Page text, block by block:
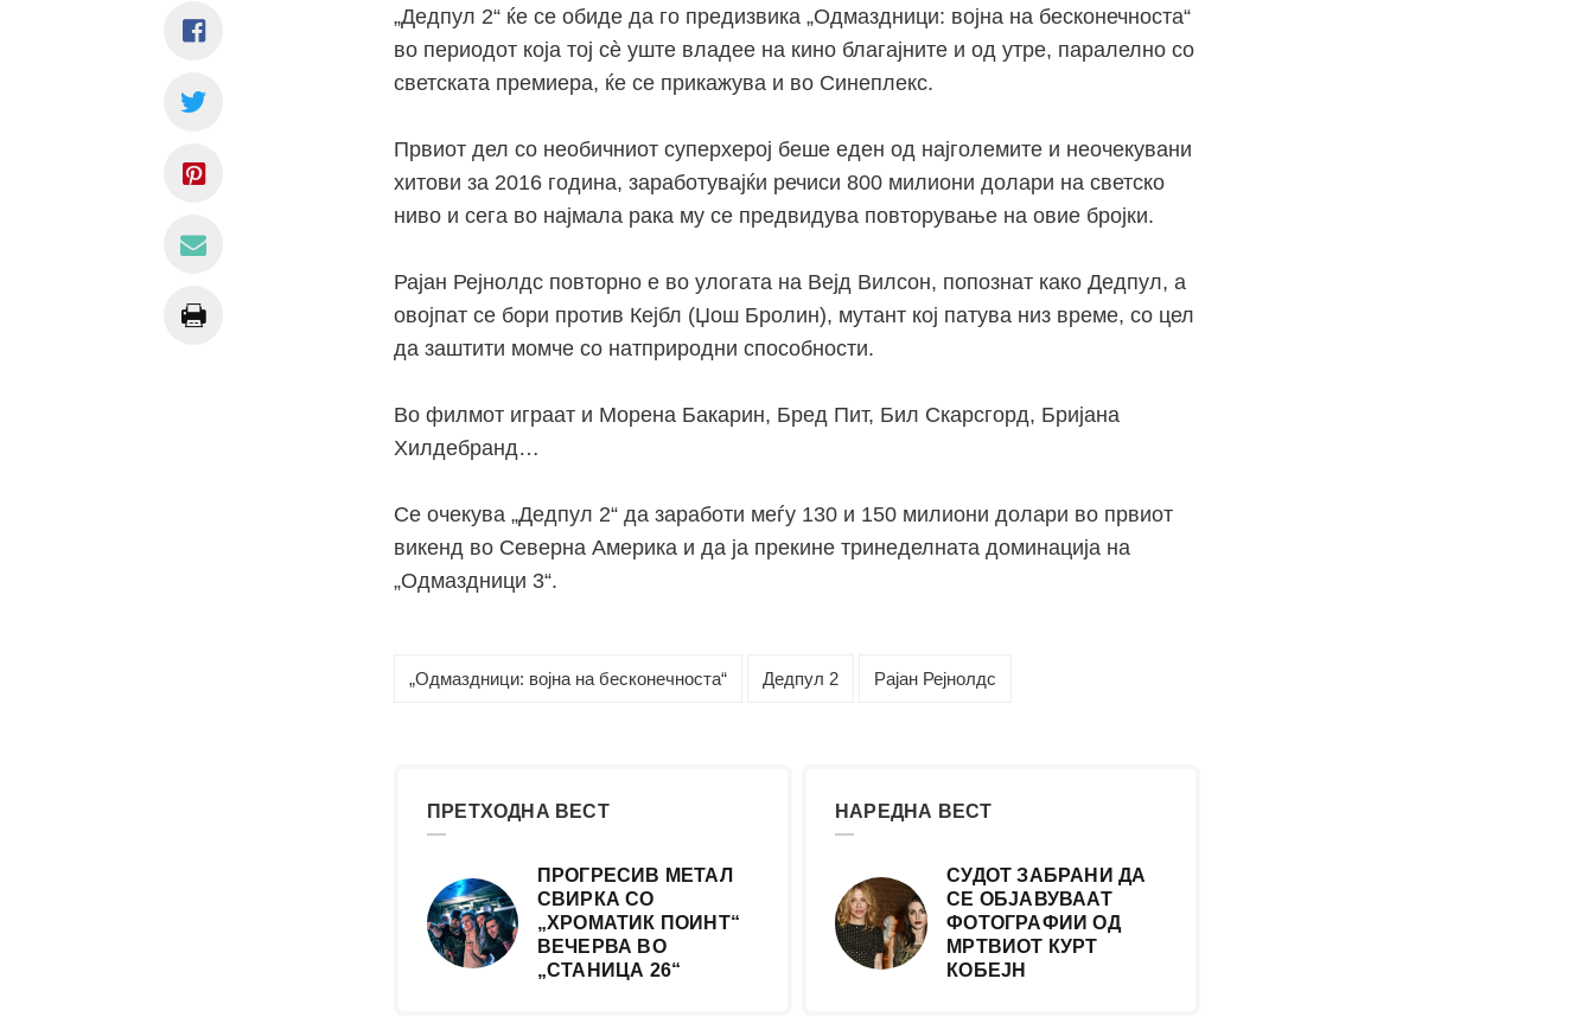
„Дедпул 2“ ќе се обиде да го предизвика „Одмаздници: војна на бесконечноста“
во периодот која тој сè уште владее на кино благајните и од утре, паралелно со
светската премиера, ќе се прикажува и во Синеплекс.
Првиот дел со необичниот суперхерој беше еден од најголемите и неочекувани
хитови за 2016 година, заработувајќи речиси 800 милиони долари на светско
ниво и сега во најмала рака му се предвидува повторување на овие бројки.
Рајан Рејнолдс повторно е во улогата на Вејд Вилсон, попознат како Дедпул, а
овојпат се бори против Кејбл (Џош Бролин), мутант кој патува низ време, со цел
да заштити момче со натприродни способности.
Во филмот играат и Морена Бакарин, Бред Пит, Бил Скарсгорд, Бријана
Хилдебранд…
Се очекува „Дедпул 2“ да заработи меѓу 130 и 150 милиони долари во првиот
викенд во Северна Америка и да ја прекине тринеделната доминација на
„Одмаздници 3“.
„Одмаздници: војна на бесконечноста“ Дедпул 2 Рајан Рејнолдс
ПРЕТХОДНА ВЕСТ
ПРОГРЕСИВ МЕТАЛ
СВИРКА СО
„ХРОМАТИК ПОИНТ“
ВЕЧЕРВА ВО
„СТАНИЦА 26“
НАРЕДНА ВЕСТ
СУДОТ ЗАБРАНИ ДА
СЕ ОБЈАВУВААТ
ФОТОГРАФИИ ОД
МРТВИОТ КУРТ
КОБЕЈН